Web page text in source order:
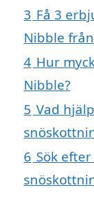
3 Få 3
Nibble
4 Hur
Nibble?
5 Vad
6 Sök